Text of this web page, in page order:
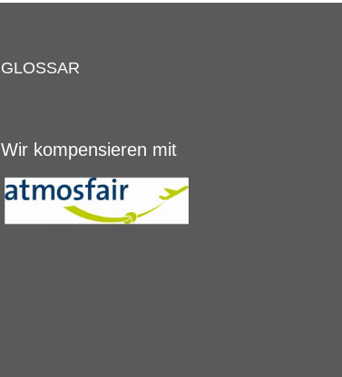
GLOSSAR
Wir kompensieren mit